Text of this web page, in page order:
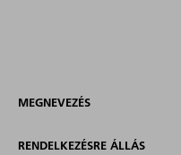
MEGNEVEZÉS
RENDELKEZÉSRE ÁLLÁS